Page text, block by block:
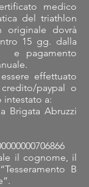
medico
del triathlon
originale dovrà
15 gg. dalla
e pagamento
effettuato
paypal o
a:
Brigata Abruzzi
il cognome, il
B